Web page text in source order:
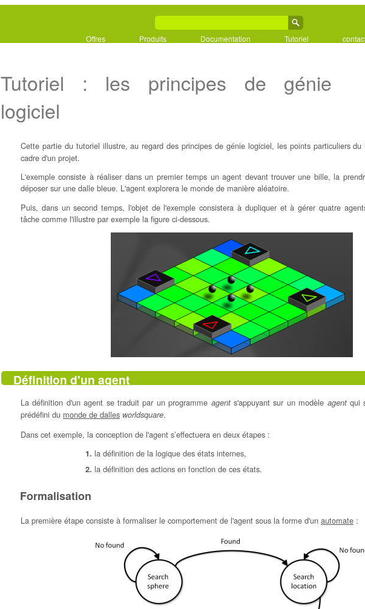
Offres Produits Documentation Tutoriel
Tutoriel : les principes de génie
logiciel
Cette partie du tutoriel illustre, au regard des principes de génie logiciel, les points particuliers
cadre d'un projet.
L'exemple consiste à réaliser dans un premier temps un agent devant trouver une bille, la
déposer sur une dalle bleue. L'agent explorera le monde de manière aléatoire.
Puis, dans un second temps, l'objet de l'exemple consistera à dupliquer et à gérer quatre
tâche comme l'illustre par exemple la figure ci-dessous.
Définition d'un agent
La définition d'un agent se traduit par un programme agents'appuyant sur un modèle agentqui
prédéfini du monde de dalles worldsquare.
Dans cet exemple, la conception de l'agent s’effectuera en deux étapes :
la définition de la logique des états internes,
la définition des actions en fonction de ces états.
Formalisation
La première étape consiste à formaliser le comportement de l'agent sous la forme d'un automate :